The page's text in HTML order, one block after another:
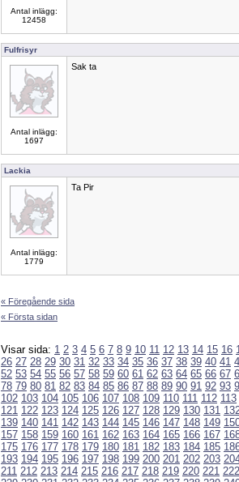
Antal inlägg:
12458
Fulfrisyr
Antal inlägg:
1697
Sak ta
Lackia
Antal inlägg:
1779
Ta Pir
« Föregående sida
« Första sidan
Visar sida: 1 2 3 4 5 6 7 8 9 10 11 12 13 14 15 16
26 27 28 29 30 31 32 33 34 35 36 37 38 39 40 41
52 53 54 55 56 57 58 59 60 61 62 63 64 65 66 67
78 79 80 81 82 83 84 85 86 87 88 89 90 91 92 93
102 103 104 105 106 107 108 109 110 111 112 113
121 122 123 124 125 126 127 128 129 130 131
139 140 141 142 143 144 145 146 147 148 149
157 158 159 160 161 162 163 164 165 166 167
175 176 177 178 179 180 181 182 183 184 185
193 194 195 196 197 198 199 200 201 202 203
211 212 213 214 215 216 217 218 219 220 221 222